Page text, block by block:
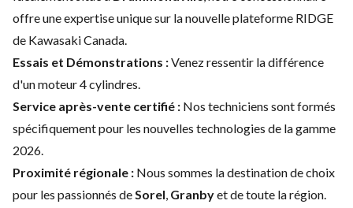
offre une expertise unique sur la nouvelle plateforme RIDGE
de Kawasaki Canada.
Essais et Démonstrations :Venez ressentir la différence
d'un moteur 4 cylindres.
Service après-vente certifié : Nos techniciens sont formés
spécifiquement pour les nouvelles technologies de la gamme
2026.
Proximité régionale : Nous sommes la destination de choix
pour les passionnés deSorel, Granbyet de toute la région.